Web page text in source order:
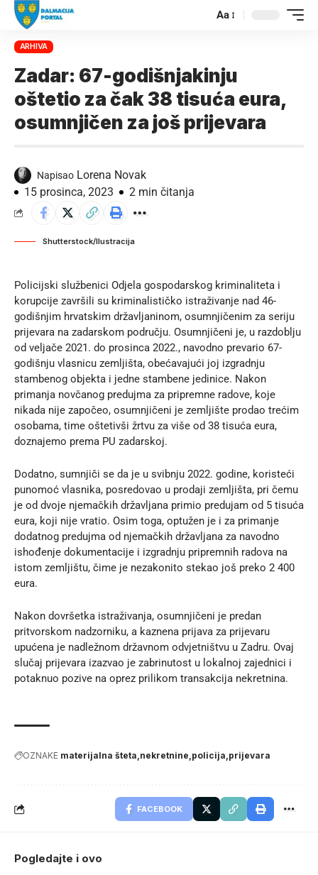
Aa
ARHIVA
Zadar: 67-godišnjakinju
oštetio za čak 38 tisuća eura,
osumnjičen za još prijevara
Napisao Lorena Novak
15 prosinca, 2023
2 min čitanja
Shutterstock/Ilustracija
Policijski službenici Odjela gospodarskog kriminaliteta i
korupcije završili su kriminalističko istraživanje nad 46-
godišnjim hrvatskim državljaninom, osumnjičenim za seriju
prijevara na zadarskom području. Osumnjičeni je, u razdoblju
od veljače 2021. do prosinca 2022., navodno prevario 67-
godišnju vlasnicu zemljišta, obećavajući joj izgradnju
stambenog objekta i jedne stambene jedinice. Nakon
primanja novčanog predujma za pripremne radove, koje
nikada nije započeo, osumnjičeni je zemljište prodao trećim
osobama, time oštetivši žrtvu za više od 38 tisuća eura,
doznajemo prema PU zadarskoj.
Dodatno, sumnjiči se da je u svibnju 2022. godine, koristeći
punomoć vlasnika, posredovao u prodaji zemljišta, pri čemu
je od dvoje njemačkih državljana primio predujam od 5 tisuća
eura, koji nije vratio. Osim toga, optužen je i za primanje
dodatnog predujma od njemačkih državljana za navodno
ishođenje dokumentacije i izgradnju pripremnih radova na
istom zemljištu, čime je nezakonito stekao još preko 2 400
eura.
Nakon dovršetka istraživanja, osumnjičeni je predan
pritvorskom nadzorniku, a kaznena prijava za prijevaru
upućena je nadležnom državnom odvjetništvu u Zadru. Ovaj
slučaj prijevara izazvao je zabrinutost u lokalnoj zajednici i
potaknuo pozive na oprez prilikom transakcija nekretnina.
OZNAKE materijalna šteta nekretnine policija prijevara
FACEBOOK
Pogledajte i ovo